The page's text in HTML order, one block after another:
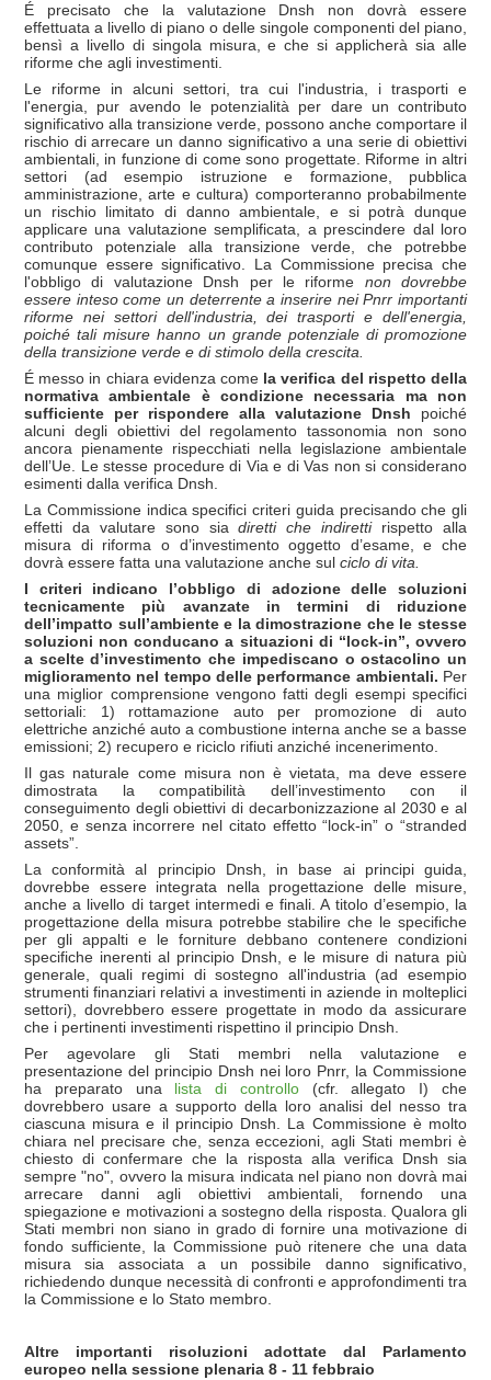
É precisato che la valutazione Dnsh non dovrà essere
effettuata a livello di piano o delle singole componenti del piano,
bensì a livello di singola misura, e che si applicherà sia alle
riforme che agli investimenti.
Le riforme in alcuni settori, tra cui l'industria, i trasporti e
l'energia, pur avendo le potenzialità per dare un contributo
significativo alla transizione verde, possono anche comportare il
rischio di arrecare un danno significativo a una serie di obiettivi
ambientali, in funzione di come sono progettate. Riforme in altri
settori (ad esempio istruzione e formazione, pubblica
amministrazione, arte e cultura) comporteranno probabilmente
un rischio limitato di danno ambientale, e si potrà dunque
applicare una valutazione semplificata, a prescindere dal loro
contributo potenziale alla transizione verde, che potrebbe
comunque essere significativo. La Commissione precisa che
l'obbligo di valutazione Dnsh per le riforme non dovrebbe
essere inteso come un deterrente a inserire nei Pnrr importanti
riforme nei settori dell'industria, dei trasporti e dell'energia,
poiché tali misure hanno un grande potenziale di promozione
della transizione verde e di stimolo della crescita.
É messo in chiara evidenza come la verifica del rispetto della
normativa ambientale è condizione necessaria ma non
sufficiente per rispondere alla valutazione Dnsh poiché
alcuni degli obiettivi del regolamento tassonomia non sono
ancora pienamente rispecchiati nella legislazione ambientale
dell’Ue. Le stesse procedure di Via e di Vas non si considerano
esimenti dalla verifica Dnsh.
La Commissione indica specifici criteri guida precisando che gli
effetti da valutare sono siadiretti che indiretti rispetto alla
misura di riforma o d’investimento oggetto d’esame, e che
dovrà essere fatta una valutazione anche sul ciclo di vita.
I criteri indicano l’obbligo di adozione delle soluzioni
tecnicamente più avanzate in termini di riduzione
dell’impatto sull’ambiente e la dimostrazione che le stesse
soluzioni non conducano a situazioni di “lock-in”, ovvero
a scelte d’investimento che impediscano o ostacolino un
miglioramento nel tempo delle performance ambientali. Per
una miglior comprensione vengono fatti degli esempi specifici
settoriali: 1) rottamazione auto per promozione di auto
elettriche anziché auto a combustione interna anche se a basse
emissioni; 2) recupero e riciclo rifiuti anziché incenerimento.
Il gas naturale come misura non è vietata, ma deve essere
dimostrata la compatibilità dell’investimento con il
conseguimento degli obiettivi di decarbonizzazione al 2030 e al
2050, e senza incorrere nel citato effetto “lock-in” o “stranded
assets”.
La conformità al principio Dnsh, in base ai principi guida,
dovrebbe essere integrata nella progettazione delle misure,
anche a livello di target intermedi e finali. A titolo d’esempio, la
progettazione della misura potrebbe stabilire che le specifiche
per gli appalti e le forniture debbano contenere condizioni
specifiche inerenti al principio Dnsh, e le misure di natura più
generale, quali regimi di sostegno all'industria (ad esempio
strumenti finanziari relativi a investimenti in aziende in molteplici
settori), dovrebbero essere progettate in modo da assicurare
che i pertinenti investimenti rispettino il principio Dnsh.
Per agevolare gli Stati membri nella valutazione e
presentazione del principio Dnsh nei loro Pnrr, la Commissione
ha preparato una lista di controllo(cfr. allegato I) che
dovrebbero usare a supporto della loro analisi del nesso tra
ciascuna misura e il principio Dnsh. La Commissione è molto
chiara nel precisare che, senza eccezioni, agli Stati membri è
chiesto di confermare che la risposta alla verifica Dnsh sia
sempre "no", ovvero la misura indicata nel piano non dovrà mai
arrecare danni agli obiettivi ambientali, fornendo una
spiegazione e motivazioni a sostegno della risposta. Qualora gli
Stati membri non siano in grado di fornire una motivazione di
fondo sufficiente, la Commissione può ritenere che una data
misura sia associata a un possibile danno significativo,
richiedendo dunque necessità di confronti e approfondimenti tra
la Commissione e lo Stato membro.
Altre importanti risoluzioni adottate dal Parlamento
europeo nella sessione plenaria 8 - 11 febbraio